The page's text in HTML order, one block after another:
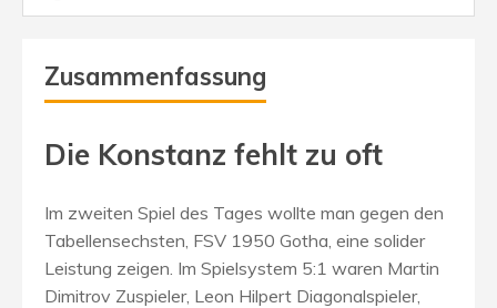
Zusammenfassung
Die Konstanz fehlt zu oft
Im zweiten Spiel des Tages wollte man gegen den
Tabellensechsten, FSV 1950 Gotha, eine solider
Leistung zeigen. Im Spielsystem 5:1 waren Martin
Dimitrov Zuspieler, Leon Hilpert Diagonalspieler,